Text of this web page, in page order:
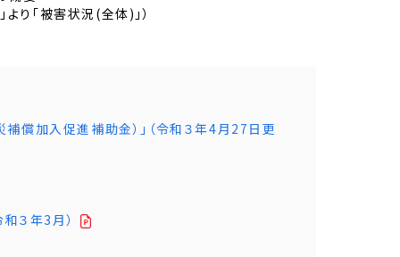
「被害状況(全体)」）
償加入促進補助金）」（令和３年4月27日更
３年3月）